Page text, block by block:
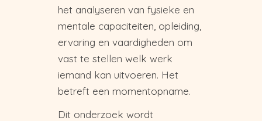
het analyseren van fysieke en
mentale capaciteiten, opleiding,
ervaring en vaardigheden om
vast te stellen welk werk
iemand kan uitvoeren. Het
betreft een momentopname.
Dit onderzoek wordt